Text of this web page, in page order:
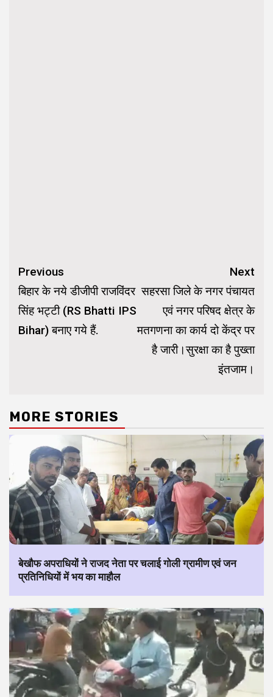
Continue
Reading
Previous
बिहार के नये डीजीपी राजविंदर
सिंह भट्टी (RS Bhatti IPS
Bihar) बनाए गये हैं.
Next
सहरसा जिले के नगर पंचायत
एवं नगर परिषद क्षेत्र के
मतगणना का कार्य दो केंद्र पर
है जारी।सुरक्षा का है पुख्ता
इंतजाम।
MORE STORIES
बेखौफ अपराधियों ने राजद नेता पर चलाई गोली ग्रामीण एवं जन
प्रतिनिधियों में भय का माहौल